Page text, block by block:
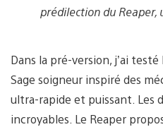
prédilection du Reaper,
Dans la pré-version, j’ai
Sage soigneur inspiré des
ultra-rapide et puissant. Les
incroyables. Le Reaper